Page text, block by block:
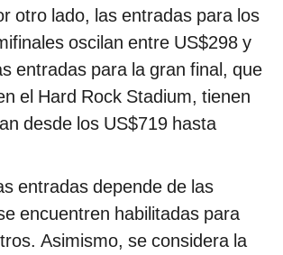
otro lado, las entradas para los
oscilan entre US$298 y
entradas para la gran final, que
el Hard Rock Stadium, tienen
desde los US$719 hasta
entradas depende de las
encuentren habilitadas para
Asimismo, se considera la